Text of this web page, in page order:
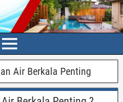
Air Berkala Penting